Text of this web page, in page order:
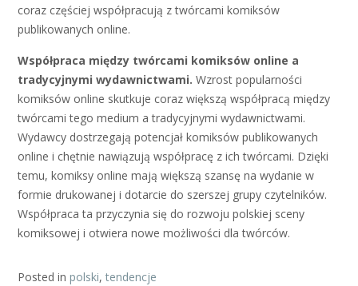
coraz częściej współpracują z twórcami komiksów
publikowanych online.
Współpraca między twórcami komiksów online a
tradycyjnymi wydawnictwami. Wzrost popularności
komiksów online skutkuje coraz większą współpracą między
twórcami tego medium a tradycyjnymi wydawnictwami.
Wydawcy dostrzegają potencjał komiksów publikowanych
online i chętnie nawiązują współpracę z ich twórcami. Dzięki
temu, komiksy online mają większą szansę na wydanie w
formie drukowanej i dotarcie do szerszej grupy czytelników.
Współpraca ta przyczynia się do rozwoju polskiej sceny
komiksowej i otwiera nowe możliwości dla twórców.
Posted in polski, tendencje